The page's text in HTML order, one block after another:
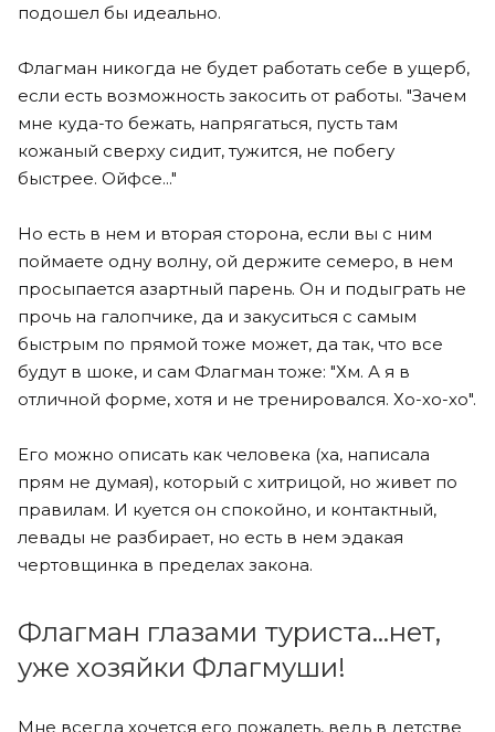
подошел бы идеально.
Флагман никогда не будет работать себе в ущерб,
если есть возможность закосить от работы. "Зачем
мне куда-то бежать, напрягаться, пусть там
кожаный сверху сидит, тужится, не побегу
быстрее. Ойфсе..."
Но есть в нем и вторая сторона, если вы с ним
поймаете одну волну, ой держите семеро, в нем
просыпается азартный парень. Он и подыграть не
прочь на галопчике, да и закуситься с самым
быстрым по прямой тоже может, да так, что все
будут в шоке, и сам Флагман тоже: "Хм. А я в
отличной форме, хотя и не тренировался. Хо-хо-хо".
Его можно описать как человека (ха, написала
прям не думая), который с хитрицой, но живет по
правилам. И куется он спокойно, и контактный,
левады не разбирает, но есть в нем эдакая
чертовщинка в пределах закона.
Флагман глазами туриста…нет,
уже хозяйки Флагмуши!
Мне всегда хочется его пожалеть, ведь в детстве